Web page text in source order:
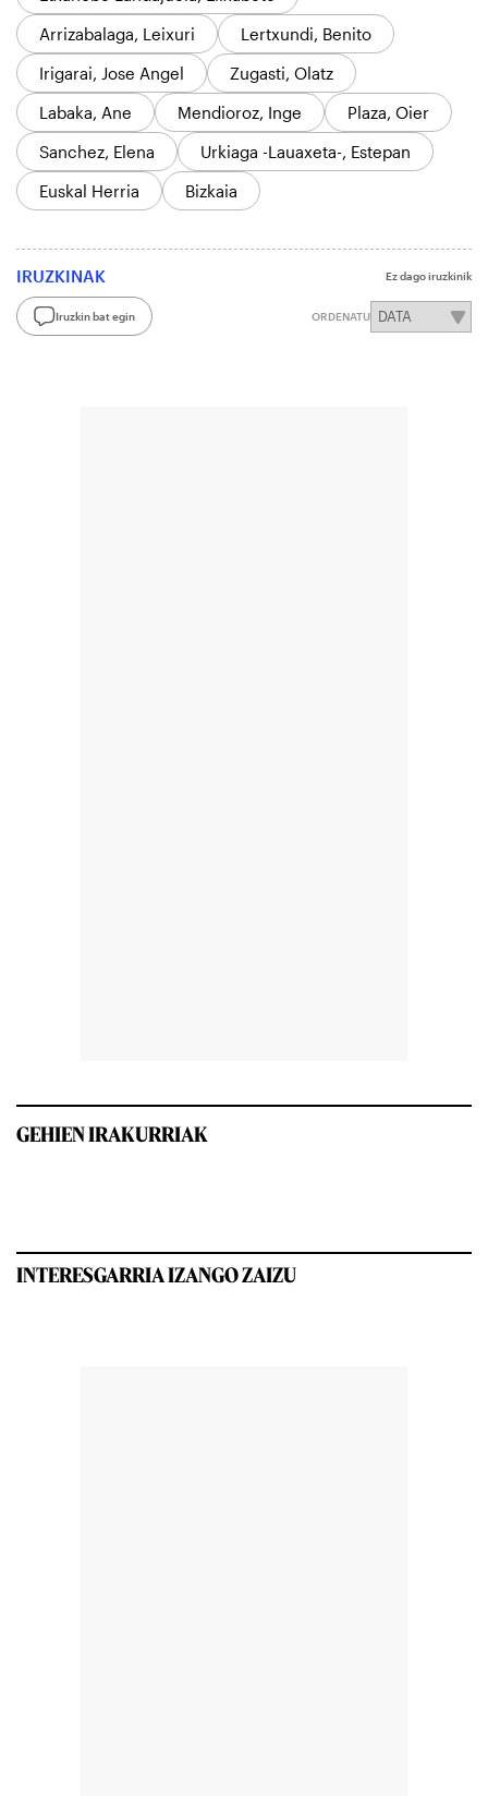
Arrizabalaga, Leixuri
Lertxundi, Benito
Irigarai, Jose Angel
Zugasti, Olatz
Labaka, Ane
Mendioroz, Inge
Plaza, Oier
Sanchez, Elena
Urkiaga -Lauaxeta-, Estepan
Euskal Herria
Bizkaia
IRUZKINAK Ez dago iruzkinik
Iruzkin bat egin ORDENATU
GEHIEN IRAKURRIAK
INTERESGARRIA IZANGO ZAIZU